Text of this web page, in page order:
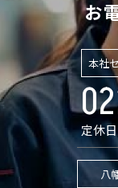
お
本社
定休
八